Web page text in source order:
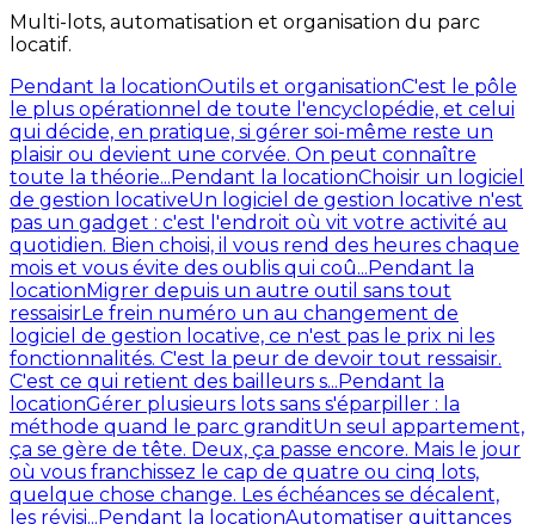
Multi-lots, automatisation et organisation du parc
locatif.
Pendant la locationOutils et organisationC'est le pôle
le plus opérationnel de toute l'encyclopédie, et celui
qui décide, en pratique, si gérer soi-même reste un
plaisir ou devient une corvée. On peut connaître
toute la théorie...Pendant la locationChoisir un logiciel
de gestion locativeUn logiciel de gestion locative n'est
pas un gadget : c'est l'endroit où vit votre activité au
quotidien. Bien choisi, il vous rend des heures chaque
mois et vous évite des oublis qui coû...Pendant la
locationMigrer depuis un autre outil sans tout
ressaisirLe frein numéro un au changement de
logiciel de gestion locative, ce n'est pas le prix ni les
fonctionnalités. C'est la peur de devoir tout ressaisir.
C'est ce qui retient des bailleurs s...Pendant la
locationGérer plusieurs lots sans s'éparpiller : la
méthode quand le parc granditUn seul appartement,
ça se gère de tête. Deux, ça passe encore. Mais le jour
où vous franchissez le cap de quatre ou cinq lots,
quelque chose change. Les échéances se décalent,
les révisi...Pendant la locationAutomatiser quittances